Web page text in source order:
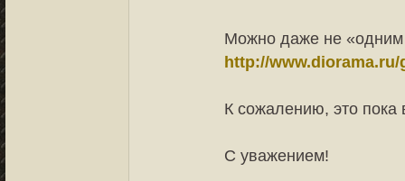
Можно даже не
http://
К сожалению, это пока
С уважением!